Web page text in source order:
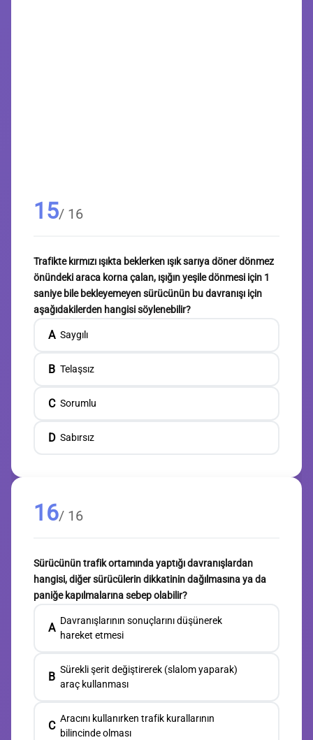
15/ 16
Trafikte kırmızı ışıkta beklerken ışık sarıya döner dönmez
önündeki araca korna çalan, ışığın yeşile dönmesi için 1
saniye bile bekleyemeyen sürücünün bu davranışı için
aşağıdakilerden hangisi söylenebilir?
A Saygılı
B Telaşsız
C Sorumlu
D Sabırsız
16/ 16
Sürücünün trafik ortamında yaptığı davranışlardan
hangisi, diğer sürücülerin dikkatinin dağılmasına ya da
paniğe kapılmalarına sebep olabilir?
A
Davranışlarının sonuçlarını düşünerek
hareket etmesi
B
Sürekli şerit değiştirerek (slalom yaparak)
araç kullanması
C
Aracını kullanırken trafik kurallarının
bilincinde olması